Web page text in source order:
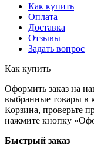
Как купить
Оплата
Доставка
Отзывы
Задать вопрос
Как купить
Оформить заказ на
выбранные товары в
Корзина, проверьте
нажмите кнопку
Быстрый заказ